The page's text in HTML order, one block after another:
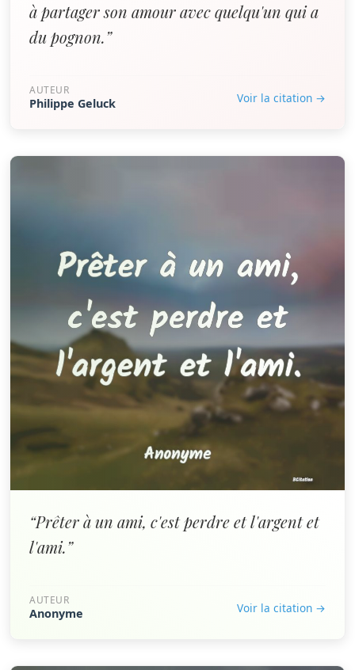
à partager son amour avec quelqu'un qui a
du pognon.”
AUTEUR
Philippe Geluck Voir la citation →
“Prêter à un ami, c'est perdre et l'argent et
l'ami.”
AUTEUR
Anonyme Voir la citation →